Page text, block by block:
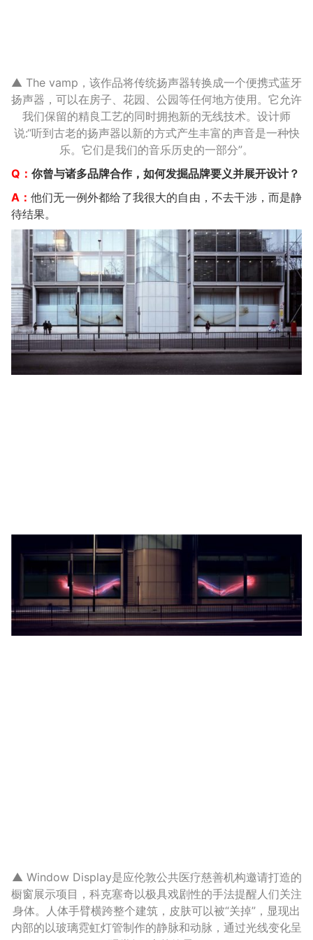
▲ The vamp，该作品将传统扬声器转换成一个便携式蓝牙
扬声器，可以在房子、花园、公园等任何地方使用。它允许
我们保留的精良工艺的同时拥抱新的无线技术。设计师
说:“听到古老的扬声器以新的方式产生丰富的声音是一种快
乐。它们是我们的音乐历史的一部分”。
Q： 你曾与诸多品牌合作，如何发掘品牌要义并展开设计？
A：他们无一例外都给了我很大的自由，不去干涉，而是静
待结果。
▲ Window Display是应伦敦公共医疗慈善机构邀请打造的
橱窗展示项目，科克塞奇以极具戏剧性的手法提醒人们关注
身体。人体手臂横跨整个建筑，皮肤可以被“关掉”，显现出
内部的以玻璃霓虹灯管制作的静脉和动脉，通过光线变化呈